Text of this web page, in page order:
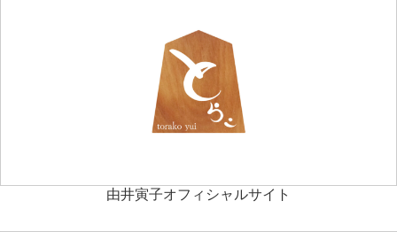
由井寅子オフィシャルサイト